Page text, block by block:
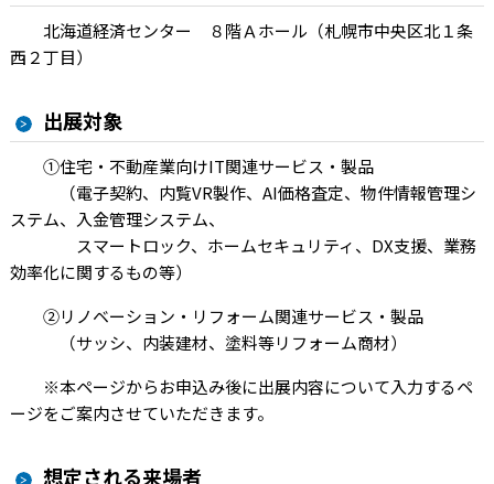
北海道経済センター ８階Ａホール（札幌市中央区北１条
西２丁目）
出展対象
①住宅・不動産業向けIT関連サービス・製品
（電子契約、内覧VR製作、AI価格査定、物件情報管理シ
ステム、入金管理システム、
スマートロック、ホームセキュリティ、DX支援、業務
効率化に関するもの等）
②リノベーション・リフォーム関連サービス・製品
（サッシ、内装建材、塗料等リフォーム商材）
※本ページからお申込み後に出展内容について入力するペ
ージをご案内させていただきます。
想定される来場者